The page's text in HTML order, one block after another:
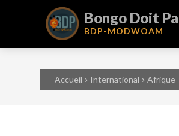
Bongo Doit
BDP-MODWOAM
Accueil International Afrique